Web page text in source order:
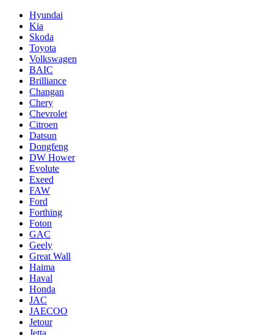
Hyundai
Kia
Skoda
Toyota
Volkswagen
BAIC
Brilliance
Changan
Chery
Chevrolet
Citroen
Datsun
Dongfeng
DW Hower
Evolute
Exeed
FAW
Ford
Forthing
Foton
GAC
Geely
Great Wall
Haima
Haval
Honda
JAC
JAECOO
Jetour
Jetta